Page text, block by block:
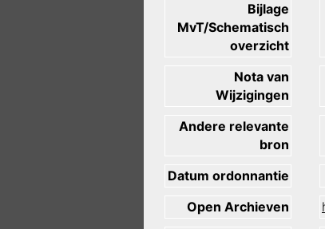
Bijlage
MvT/Schematisch
overzicht
Nota van
Wijzigingen
Andere relevante
bron
Datum ordonnantie
Open Archieven